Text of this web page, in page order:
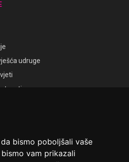
bismo poboljšali vaše
vam prikazali
udruge